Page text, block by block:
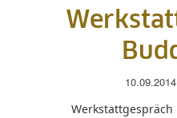
10.09.2014